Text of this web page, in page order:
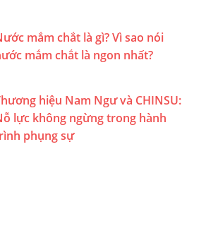
mắm chắt là gì? Vì sao nói
mắm chắt là ngon nhất?
hiệu Nam Ngư và CHINSU:
lực không ngừng trong hành
phụng sự